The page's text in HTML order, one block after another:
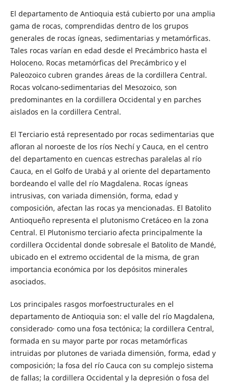
El departamento de Antioquia está cubierto por una amplia
gama de rocas, comprendidas dentro de los grupos
generales de rocas ígneas, sedimentarias y metamórficas.
Tales rocas varían en edad desde el Precámbrico hasta el
Holoceno. Rocas metamórficas del Precámbrico y el
Paleozoico cubren grandes áreas de la cordillera Central.
Rocas volcano-sedimentarias del Mesozoico, son
predominantes en la cordillera Occidental y en parches
aislados en la cordillera Central.
El Terciario está representado por rocas sedimentarias que
afloran al noroeste de los ríos Nechí y Cauca, en el centro
del departamento en cuencas estrechas paralelas al río
Cauca, en el Golfo de Urabá y al oriente del departamento
bordeando el valle del río Magdalena. Rocas ígneas
intrusivas, con variada dimensión, forma, edad y
composición, afectan las rocas ya mencionadas. El Batolito
Antioqueño representa el plutonismo Cretáceo en la zona
Central. El Plutonismo terciario afecta principalmente la
cordillera Occidental donde sobresale el Batolito de Mandé,
ubicado en el extremo occidental de la misma, de gran
importancia económica por los depósitos minerales
asociados.
Los principales rasgos morfoestructurales en el
departamento de Antioquia son: el valle del río Magdalena,
considerado· como una fosa tectónica; la cordillera Central,
formada en su mayor parte por rocas metamórficas
intruidas por plutones de variada dimensión, forma, edad y
composición; la fosa del río Cauca con su complejo sistema
de fallas; la cordillera Occidental y la depresión o fosa del